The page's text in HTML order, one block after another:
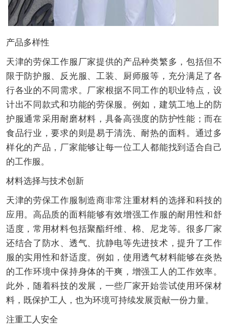
产品多样性
天津的劳保工作服厂家提供的产品种类繁多，包括但不
限于防护服、反光服、工装、厨师服等，充分满足了各
行各业的不同需求。厂家根据不同工作的职业特点，设
计出不同款式和功能的劳保服。例如，建筑工地上的防
护服通常采用耐磨材料，具备高强度的防护性能；而在
食品行业，要求的则是易于清洗、耐热的面料。通过多
样化的产品，厂家能够让每一位工人都能找到适合自己
的工作服。
材料选择与技术创新
天津的劳保工作服制造商非常注重材料的选择和科技的
应用。高品质的面料能够有效增强工作服的耐用性和舒
适度，常用材料包括聚酯纤维、棉、尼龙等。很多厂家
还结合了防水、透气、抗静电等先进技术，提升了工作
服的实用性和舒适度。例如，使用透气材料能够在炎热
的工作环境中保持身体的干爽，增强工人的工作效率。
此外，随着科技的发展，一些厂家开始尝试使用环保材
料，既保护工人，也为环境可持续发展贡献一份力量。
注重工人安全